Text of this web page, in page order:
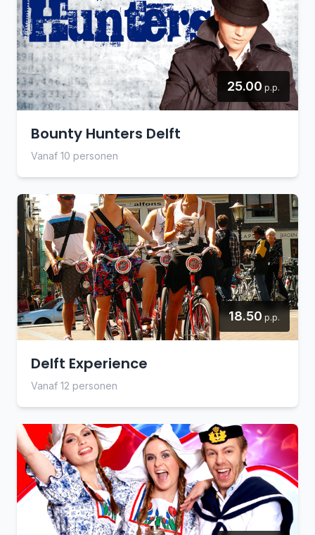
25.00 p.p.
Bounty Hunters Delft
Vanaf 10 personen
18.50 p.p.
Delft Experience
Vanaf 12 personen